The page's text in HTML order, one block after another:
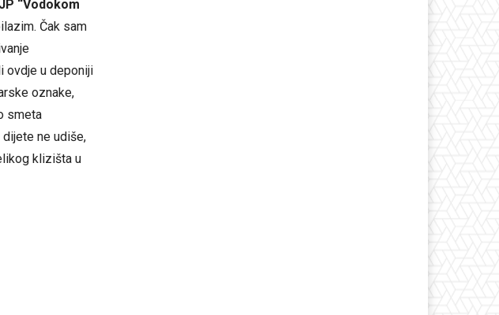
“Vodokom
Čak sam
ovdje u deponiji
oznake,
smeta
ne udiše,
klizišta u